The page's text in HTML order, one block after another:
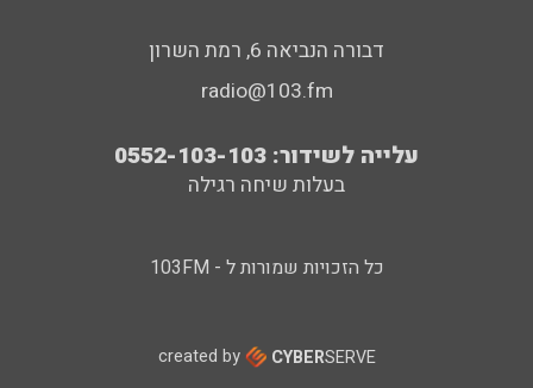
דבורה הנביאה 6, רמת השרון
radio@103.fm
עלייה לשידור: 0552-103-103
בעלות שיחה רגילה
כל הזכויות שמורות ל - 103FM
created by CYBERSERVE